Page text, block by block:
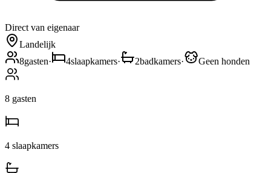
Direct van eigenaar
Landelijk
8gasten· 4slaapkamers· 2badkamers· Geen honden
8 gasten
4 slaapkamers